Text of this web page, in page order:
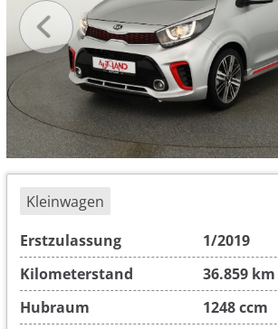
Kleinwagen
Erstzulassung
1/2019
Kilometerstand
36.859 km
Hubraum
1248 ccm